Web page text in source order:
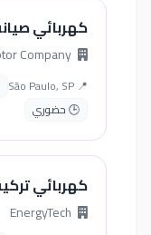
كهربائي
📍 São Paulo, SP
🕒 حضوري
كهربائي